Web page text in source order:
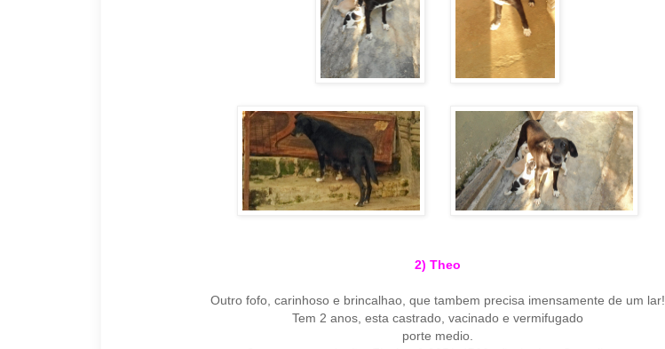
2) Theo
Outro fofo, carinhoso e brincalhao, que tambem precisa imensamente de um lar!
Tem 2 anos, esta castrado, vacinado e vermifugado
porte medio.